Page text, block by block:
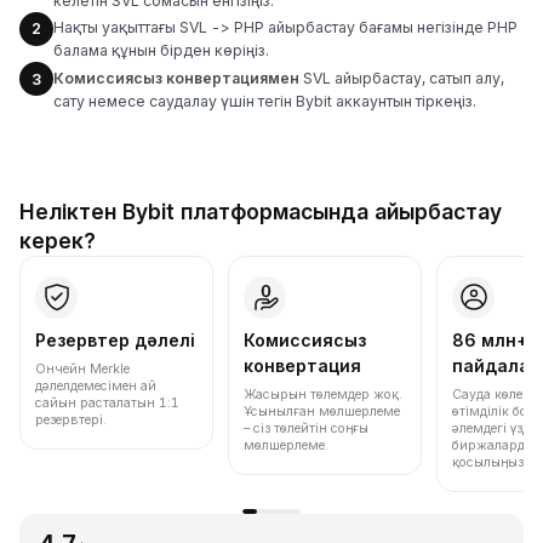
2
Нақты уақыттағы SVL -> PHP айырбастау бағамы негізінде PHP
балама құнын бірден көріңіз.
3
Комиссиясыз конвертациямен SVL айырбастау, сатып алу,
сату немесе саудалау үшін тегін Bybit аккаунтын тіркеңіз.
Неліктен Bybit платформасында айырбастау
керек?
Резервтер дәлелі
Ончейн Merkle
дәлелдемесімен ай
сайын расталатын 1:1
резервтері.
Комиссиясыз
конвертация
Жасырын төлемдер жоқ.
Ұсынылған мөлшерлеме
– сіз төлейтін соңғы
мөлшерлеме.
86 млн+
Сауда көлемі
өтімділік
әлемдегі үздік
биржалардың
қосылыңыз.